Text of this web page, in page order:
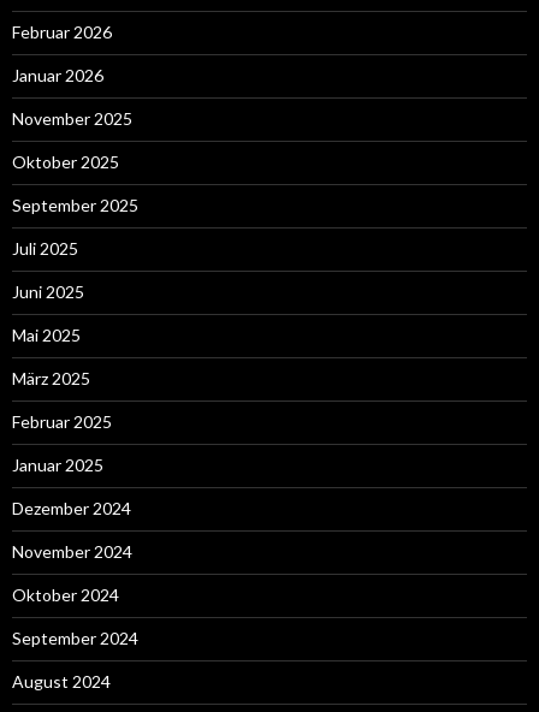
Februar 2026
Januar 2026
November 2025
Oktober 2025
September 2025
Juli 2025
Juni 2025
Mai 2025
März 2025
Februar 2025
Januar 2025
Dezember 2024
November 2024
Oktober 2024
September 2024
August 2024